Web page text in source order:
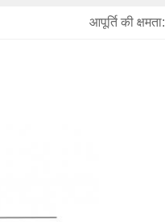
आपूर्ति की क्षमता: